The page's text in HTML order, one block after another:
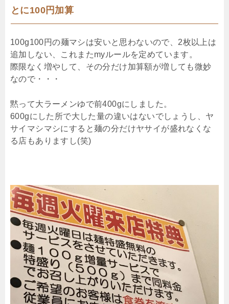
とに100円加算
100g100円の麺マシは安いと思わないので、2枚以上は
追加しない、これまたmyルールを定めています。
際限なく増やして、その分だけ加算額が増しても微妙
なので・・・
黙って大ラーメンゆで前400gにしました。
600gにした所で大した量の違いはないでしょうし、ヤ
サイマシマシにすると麺の分だけヤサイが盛れなくな
る店もありますし(笑)